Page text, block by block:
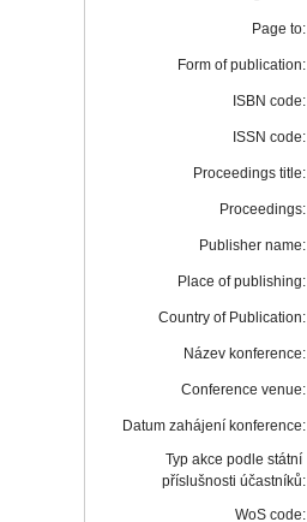
Page to:
Form of publication:
ISBN code:
ISSN code:
Proceedings title:
Proceedings:
Publisher name:
Place of publishing:
Country of Publication:
Název konference:
Conference venue:
Datum zahájení konference:
Typ akce podle státní
příslušnosti účastníků:
WoS code: